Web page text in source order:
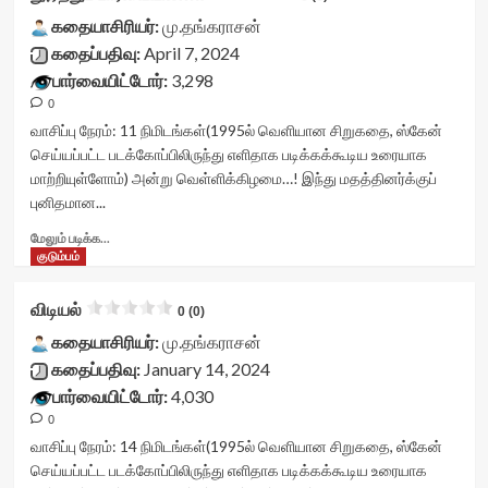
data-
readonly-
attribute='true'
>
<span
class='yasr-
stars-
title-
</span>
votes-
readonly-
rater-
276f13a468c4a'
rating='0'
data-
rater-
starsize='16'
postid='46418'
readonly='true'
readonly-
attribute='true'
>
class='yasr-
stars-
vv-
stars-
title-
container">
class='yasr-
stars-
title
yasr-
readonly-
rater-
1a7d8f2446646'
data-
rating='0'
starsize='16'
data-
கதையாசிரியர்:மு.தங்கராசன்
கதைப்பதிவு:April 7, 2024
பார்வையிட்டோர்:3,298
0
வாசிப்பு நேரம்: 11 நிமிடங்கள்(1995ல் வெளியான சிறுகதை, ஸ்கேன்
செய்யப்பட்ட படக்கோப்பிலிருந்து எளிதாக படிக்கக்கூடிய உரையாக
மாற்றியுள்ளோம்) அன்று வெள்ளிக்கிழமை…! இந்து மதத்தினர்க்குப்
புனிதமான...
மேலும் படிக்க...
தூரத்துப்
பார்வையில்….!
<div
class="yasr-
vv-
stars-
container">
<div
class='yasr-
குடும்பம்
விடியல் 0 (0)
கதையாசிரியர்:மு.தங்கராசன்
கதைப்பதிவு:January 14, 2024
பார்வையிட்டோர்:4,030
0
வாசிப்பு நேரம்: 14 நிமிடங்கள்(1995ல் வெளியான சிறுகதை, ஸ்கேன்
செய்யப்பட்ட படக்கோப்பிலிருந்து எளிதாக படிக்கக்கூடிய உரையாக